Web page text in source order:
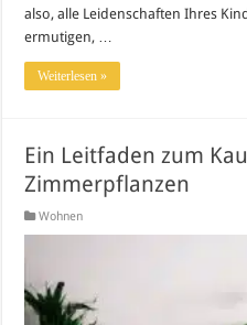
also, alle Leidenschaften Ihres
ermutigen, …
Weiterlesen »
Ein Leitfaden zum
Zimmerpflanzen
Wohnen